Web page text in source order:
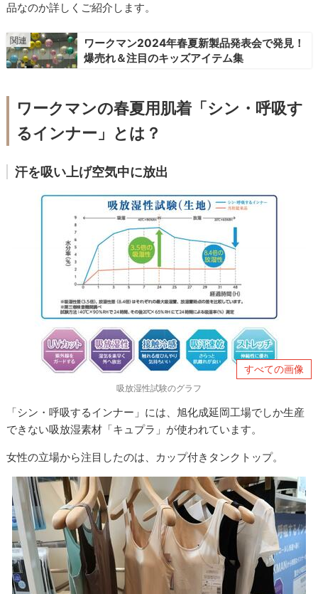
品なのか詳しくご紹介します。
ワークマン2024年春夏新製品発表会で発見！
爆売れ＆注目のキッズアイテム集
ワークマンの春夏用肌着「シン・呼吸す
るインナー」とは？
汗を吸い上げ空気中に放出
すべての画像
吸放湿性試験のグラフ
「シン・呼吸するインナー」には、旭化成延岡工場でしか生産
できない吸放湿素材「キュプラ」が使われています。
女性の立場から注目したのは、カップ付きタンクトップ。